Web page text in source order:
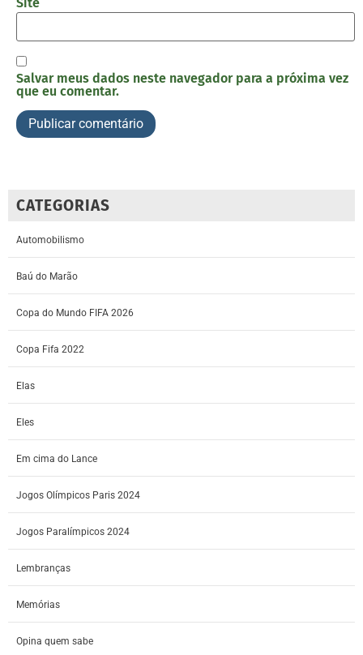
Salvar meus dados neste navegador para a próxima vez
que eu comentar.
CATEGORIAS
Automobilismo
Baú do Marão
Copa do Mundo FIFA 2026
Copa Fifa 2022
Elas
Eles
Em cima do Lance
Jogos Olímpicos Paris 2024
Jogos Paralímpicos 2024
Lembranças
Memórias
Opina quem sabe